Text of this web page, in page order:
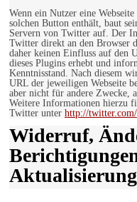
Wenn ein Nutzer eine
solchen Button enthält, baut
Servern von Twitter auf. Der
Twitter direkt an den Browser
daher keinen Einfluss auf den
dieses Plugins erhebt und
Kenntnisstand. Nach diesem
URL der jeweiligen Webseite
aber nicht für andere Zwecke,
Weitere Informationen hierzu
Twitter unter http://
Widerruf,